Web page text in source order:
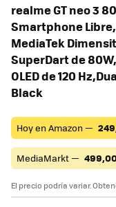
realme GT neo 3
Smartphone
MediaTek
SuperDart de
OLED de 120
Black
Hoy en Amazon —
MediaMarkt —
El precio podría variar.